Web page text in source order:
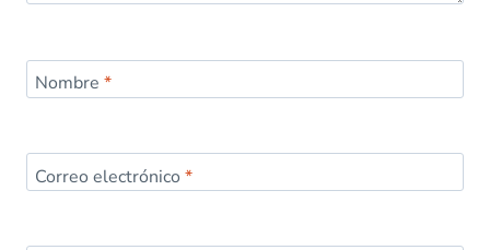
Nombre *
Correo electrónico *